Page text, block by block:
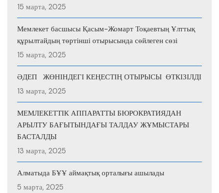
15 марта, 2025
Мемлекет басшысы Қасым-Жомарт Тоқаевтың Ұлттық
құрылтайдың төртінші отырысында сөйлеген сөзі
15 марта, 2025
ӘДЕП ЖӨНІНДЕГІ КЕҢЕСТІҢ ОТЫРЫСЫ ӨТКІЗІЛДІ
13 марта, 2025
МЕМЛЕКЕТТІК АППАРАТТЫ БЮРОКРАТИЯДАН
АРЫЛТУ БАҒЫТЫНДАҒЫ ТАЛДАУ ЖҰМЫСТАРЫ
БАСТАЛДЫ
13 марта, 2025
Алматыда БҰҰ аймақтық орталығы ашылады
5 марта, 2025